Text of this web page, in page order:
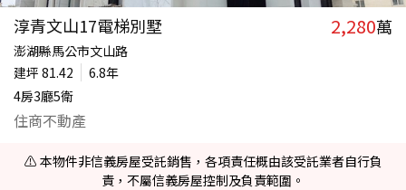
淳青文山17電梯別墅 2,280萬
澎湖縣馬公市文山路
建坪 81.42
6.8年
4房3廳5衛
住商不動產
⚠️ 本物件非信義房屋受託銷售，各項責任概由該受託業者自行負
責，不屬信義房屋控制及負責範圍。